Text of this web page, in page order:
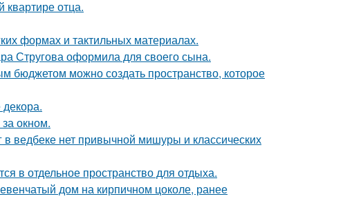
квартире отца.
формах и тактильных материалах.
Стругова оформила для своего сына.
бюджетом можно создать пространство, которое
окном.
в ведбеке нет привычной мишуры и классических
в отдельное пространство для отдыха.
дом на кирпичном цоколе, ранее